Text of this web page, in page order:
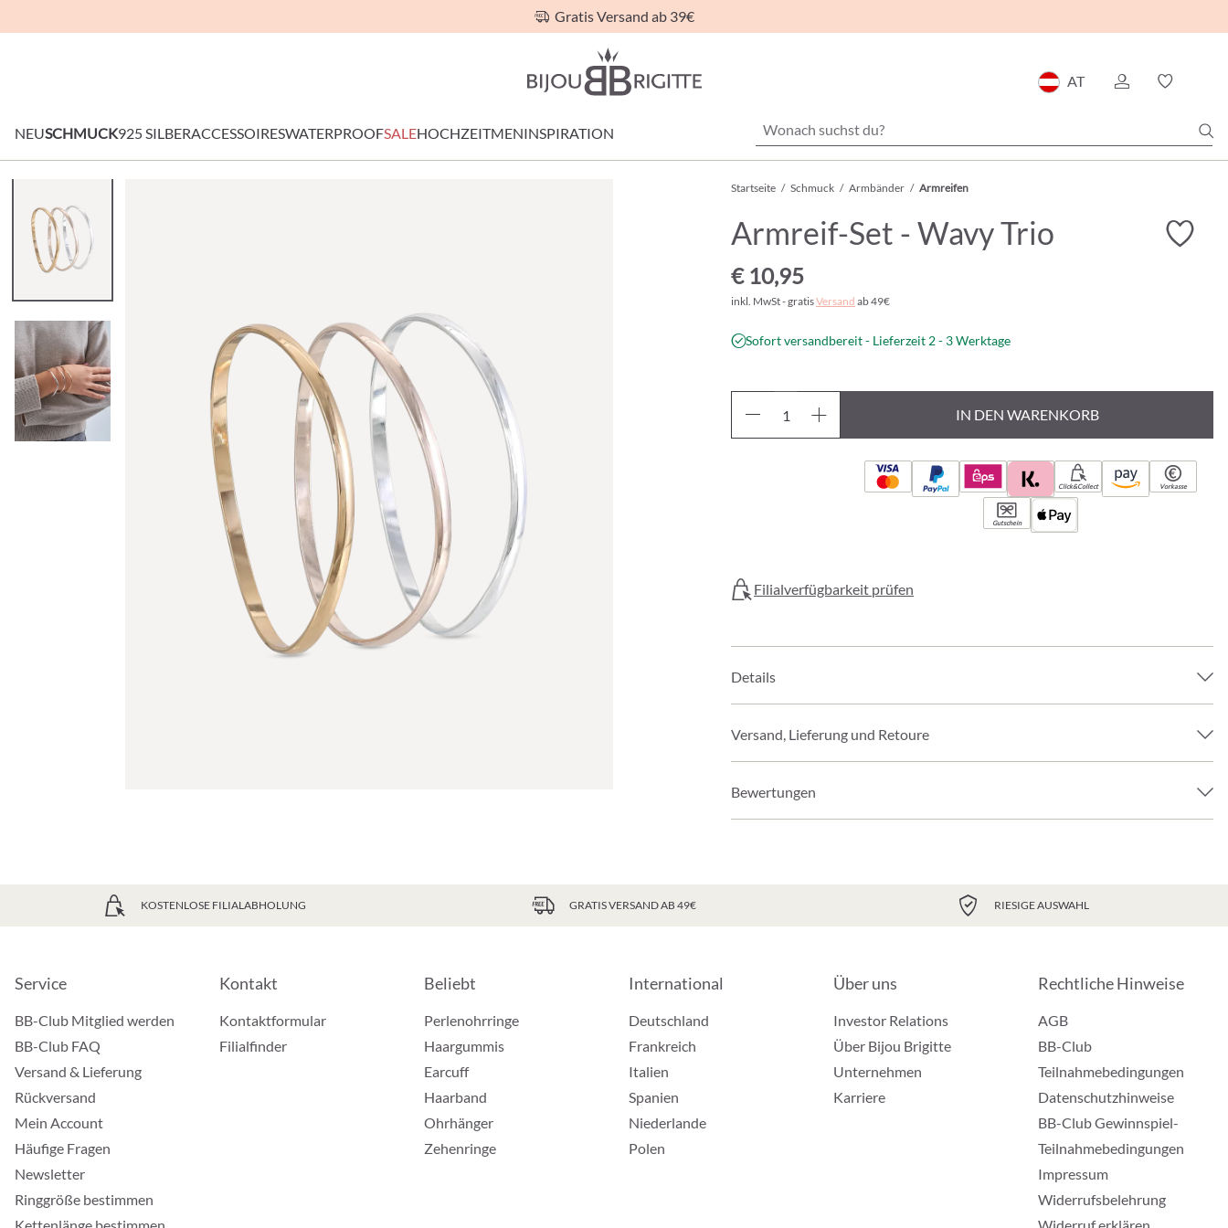
Gratis Versand ab 39€
AT
NEUSCHMUCK925 SILBERACCESSOIRESWATERPROOFSALEHOCHZEITMENINSPIRATION
Startseite / Schmuck / Armbänder / Armreifen
Armreif-Set - Wavy Trio
€ 10,95
inkl. MwSt - gratisVersand ab 49€
Sofort versandbereit - Lieferzeit 2 - 3 Werktage
IN DEN WARENKORB
Click&Collect Vorkasse
Gutschein
Filialverfügbarkeit prüfen
Details
Versand, Lieferung und Retoure
Bewertungen
KOSTENLOSE FILIALABHOLUNG GRATIS VERSAND AB 49€ RIESIGE AUSWAHL
Service
BB-Club Mitglied werden
BB-Club FAQ
Versand & Lieferung
Rückversand
Mein Account
Häufige Fragen
Newsletter
Ringgröße bestimmen
Kontakt
Kontaktformular
Filialfinder
Beliebt
Perlenohrringe
Haargummis
Earcuff
Haarband
Ohrhänger
Zehenringe
International
Deutschland
Frankreich
Italien
Spanien
Niederlande
Polen
Über uns
Investor Relations
Über Bijou Brigitte
Unternehmen
Karriere
Rechtliche Hinweise
AGB
BB-Club
Teilnahmebedingungen
Datenschutzhinweise
BB-Club Gewinnspiel-
Teilnahmebedingungen
Impressum
Widerrufsbelehrung